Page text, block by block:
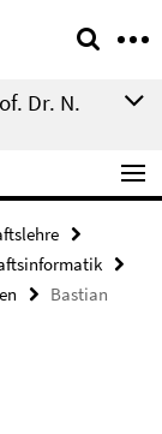
Dr. N.
Bastian